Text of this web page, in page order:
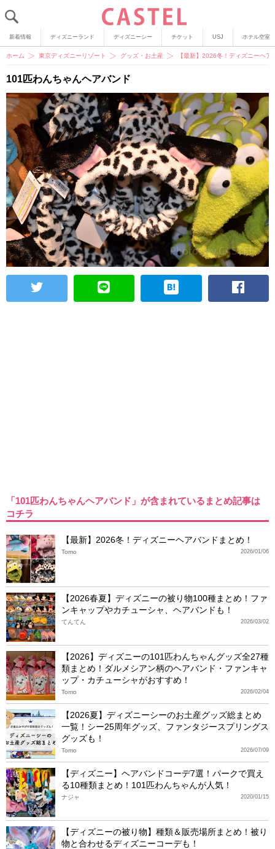
新着情報 ディズニーランド ディズニーシー チケット USJ ホテル空室
ホーム 東京ディズニーリゾート グッズ・お土産 【最新】2026冬！ディズニーヘア
101匹わんちゃんヘアバンド
「101匹わんちゃんヘアバンド」が含まれているまとめ記事は
コチラ
【最新】2026冬！ディズニーヘアバンドまとめ！
2026/01/06
Tomo
【2026春夏】ディズニーの被り物100種まとめ！ファ
ンキャップやカチューシャ、ヘアバンドも！
2026/03/02
てんてん
【2026】ディズニーの101匹わんちゃんグッズ全27種
類まとめ！ダルメシアン柄のヘアバンド・ファンキャ
ップ・カチューシャがおすすめ！
2026/02/04
Tomo
【2026夏】ディズニーシーのお土産グッズ総まとめ
一覧！シー25周年グッズ、ファンタジースプリングス
グッズも！
2026/07/09
Tomo
【ディズニー】ヘアバンドコーデ7選！パークで買え
る10種類まとめ！101匹わんちゃんが人気！
2020/01/15
ナジャ
【ディズニーの被り物】種類＆販売場所まとめ！被り
物と合わせるディズニーコーデも！